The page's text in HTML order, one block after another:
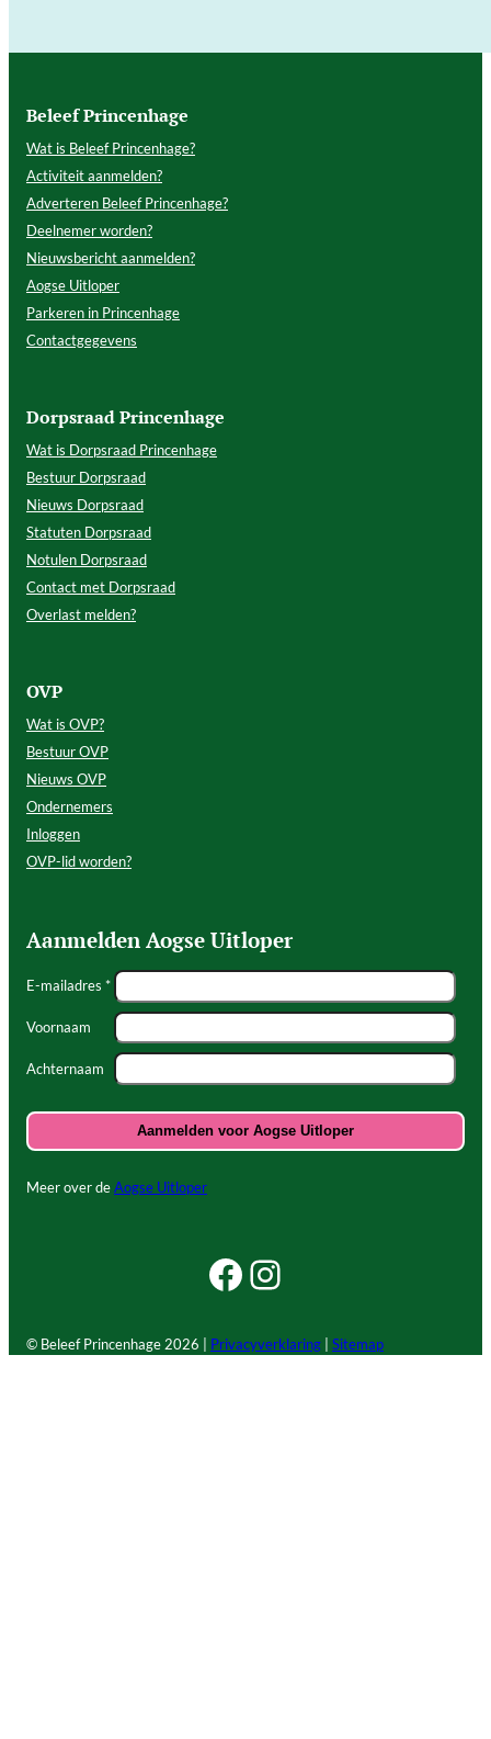
Beleef Princenhage
Wat is Beleef Princenhage?
Activiteit aanmelden?
Adverteren Beleef Princenhage?
Deelnemer worden?
Nieuwsbericht aanmelden?
Aogse Uitloper
Parkeren in Princenhage
Contactgegevens
Dorpsraad Princenhage
Wat is Dorpsraad Princenhage
Bestuur Dorpsraad
Nieuws Dorpsraad
Statuten Dorpsraad
Notulen Dorpsraad
Contact met Dorpsraad
Overlast melden?
OVP
Wat is OVP?
Bestuur OVP
Nieuws OVP
Ondernemers
Inloggen
OVP-lid worden?
Aanmelden Aogse Uitloper
E-mailadres *
Voornaam
Achternaam
Meer over deAogse Uitloper
Facebook Beleef Princenhage
Instagram Beleef Princenhage
© Beleef Princenhage 2026 | Privacyverklaring Sitemap